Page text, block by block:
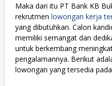
Maka dari itu PT Bank KB
rekrutmen lowongan kerja
yang dibutuhkan. Calon
memiliki semangat dan
untuk berkembang
pengalamannya. Berikut
lowongan yang tersedia